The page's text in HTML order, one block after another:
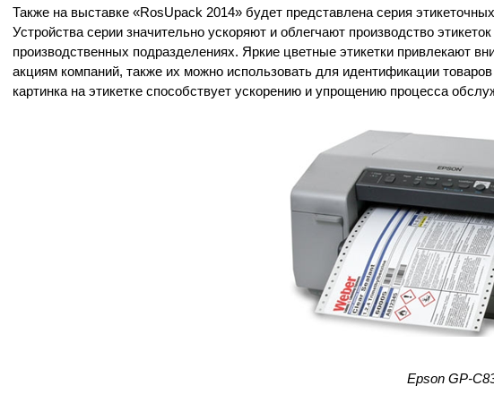
Также на выставке «RosUpack 2014» будет представлена серия
Устройства серии значительно ускоряют и облегчают производство
производственных подразделениях. Яркие цветные этикетки привлекают
акциям компаний, также их можно использовать для идентификации
картинка на этикетке способствует ускорению и упрощению процесса
Epson GP-